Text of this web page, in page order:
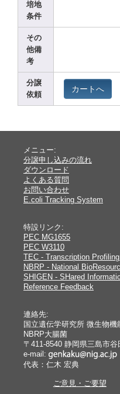
培地
条件
その
他備
考
分譲
依頼
カートへ
メニュー:
分譲申し込みの流れ
ダウンロード
よくある質問
お問い合わせ
E.coli Tracking System
特設リンク:
PEC MG1655
PEC W3110
TEC - Transcription
NBRP - National
SHIGEN - SHared
Reference Feedback
連絡先:
国立遺伝学研究所 微生物機
NBRP大腸菌
〒411-8540 静岡県三島市谷
e-mail:
代表：仁木 宏典
ご意見・ご要望